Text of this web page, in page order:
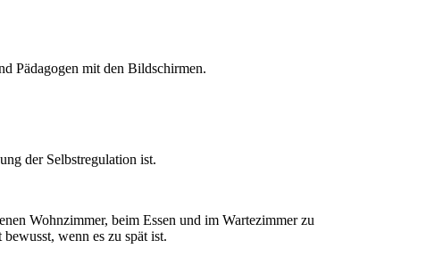
Pädagogen mit den Bildschirmen.
der Selbstregulation ist.
Wohnzimmer, beim Essen und im Wartezimmer zu
wenn es zu spät ist.